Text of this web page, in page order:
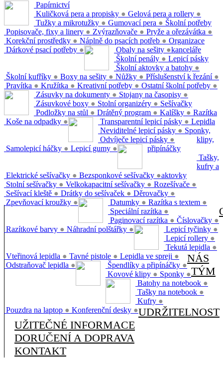
Papírnictví
Kuličková pera a propisky ● Gelová pera a rollery ●
Tužky a mikrotužky ● Gumovací pera ●
Popisovače, fixy a linery ● Zvýrazňovače ● Pryže a ořezávátka ●
Korekční prostředky ● Náplně do psacích potřeb ●
Dárkové psací potřeby ●
Školní potřeby
Obaly na sešity ●
Školní penály ●
Školní aktovky a batohy ●
Školní kufříky ● Boxy na sešity ● Nůžky ● Příslušenství k řezání ●
Pravítka ● Kružítka ● Kreativní potřeby ● Ostatní školní potřeby ●
Organizace
kanceláře
Zásuvky na dokumenty ● Stojany na časopisy ●
Zásuvkové boxy ● Stolní organizéry ●
Podložky na stůl ● Drátěný program ● Kalíšky ●
Koše na odpadky ●
Lepicí pásky
Transparentní lepicí pásky ●
Neviditelné lepicí pásky ●
Odvíječe lepicí pásky ●
Samolepicí háčky ● Lepicí gumy ●
Sešívačky
Elektrické sešívačky ● Bezsponkové sešívačky ●
Stolní sešívačky ● Velkokapacitní sešívačky ● Rozešívače ●
Sešívací kleště ● Drátky do sešívaček ● Děrovačky ●
Zpevňovací kroužky ●
Razítka
Datumky ● Razítka s textem ●
Speciální razítka ●
Paginovací razítka ● Číslovačky ●
Razítkové barvy ● Náhradní polštářky ●
Lepidla
Lepicí tyčinky ●
Lepicí rollery ●
Tekutá lepidla ●
Vteřinová lepidla ● Tavné pistole ● Lepidla ve spreji ●
Odstraňovač lepidla ●
Sponky,
klipy,
připínáčky
Špendlíky a připínáčky ●
Kovové klipy ● Sponky ●
Tašky,
kufry a
aktovky
Batohy na notebook ●
Tašky na notebook ●
Kufry ●
Pouzdra na laptop ● Konferenční desky ●
NÁS
TÝM
UDRŽITELNOST
UŽITEČNÉ INFORMACE
DORUČENÍ A DOPRAVA
KONTAKT